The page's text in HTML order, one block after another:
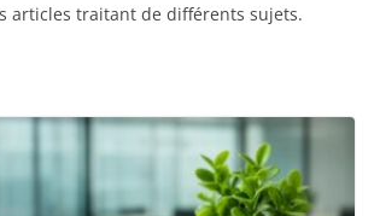
articles traitant de différents sujets.